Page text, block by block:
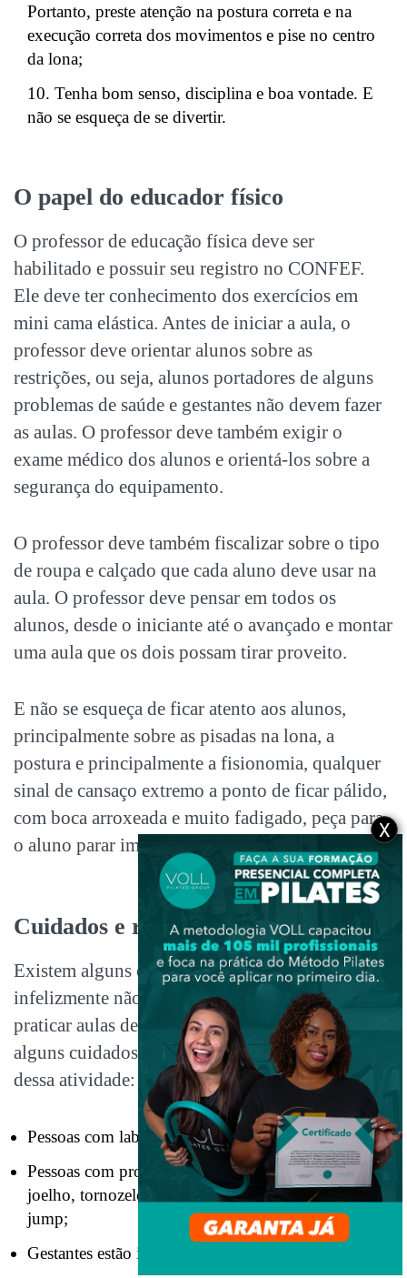
Portanto, preste atenção na postura correta e na
execução correta dos movimentos e pise no centro
da lona;
Tenha bom senso, disciplina e boa vontade. E
não se esqueça de se divertir.
O papel do educador físico
O professor de educação física deve ser
habilitado e possuir seu registro no CONFEF.
Ele deve ter conhecimento dos exercícios em
mini cama elástica. Antes de iniciar a aula, o
professor deve orientar alunos sobre as
restrições, ou seja, alunos portadores de alguns
problemas de saúde e gestantes não devem fazer
as aulas. O professor deve também exigir o
exame médico dos alunos e orientá-los sobre a
segurança do equipamento.
O professor deve também fiscalizar sobre o tipo
de roupa e calçado que cada aluno deve usar na
aula. O professor deve pensar em todos os
alunos, desde o iniciante até o avançado e montar
uma aula que os dois possam tirar proveito.
E não se esqueça de ficar atento aos alunos,
principalmente sobre as pisadas na lona, a
postura e principalmente a fisionomia, qualquer
sinal de cansaço extremo a ponto de ficar pálido,
com boca arroxeada e muito fadigado, peça para
o aluno parar imediatamente.
Cuidados e restrições
Existem alguns cuidados e restrições,
infelizmente não são todas as pessoas que podem
praticar aulas de jump. Por isso, separamos
alguns cuidados e restrições para a realização
dessa atividade:
Pessoas com labirintite não podem fazer jump;
Pessoas com problemas nas articulações como no
joelho, tornozelo e quadril também devem evitar o
jump;
Gestantes estão impedidas de praticar essa atividade;
X